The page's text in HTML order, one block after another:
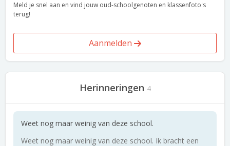
Meld je snel aan en vind jouw oud-schoolgenoten en klassenfoto's
terug!
Aanmelden
Herinneringen 4
Weet nog maar weinig van deze school.
Weet nog maar weinig van deze school. Ik bracht een